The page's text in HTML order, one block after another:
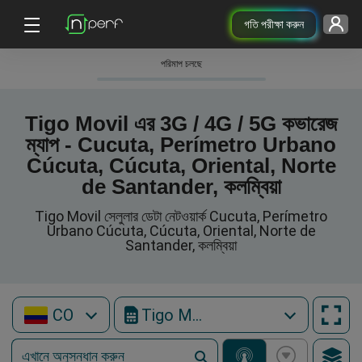
গতি পরীক্ষা করুন
পরিমাপ চলছে
Tigo Movil এর 3G / 4G / 5G কভারেজ
ম্যাপ - Cucuta, Perímetro Urbano
Cúcuta, Cúcuta, Oriental, Norte
de Santander, কলম্বিয়া
Tigo Movil সেলুলার ডেটা নেটওয়ার্ক Cucuta, Perímetro
Urbano Cúcuta, Cúcuta, Oriental, Norte de
Santander, কলম্বিয়া
CO Tigo Movil